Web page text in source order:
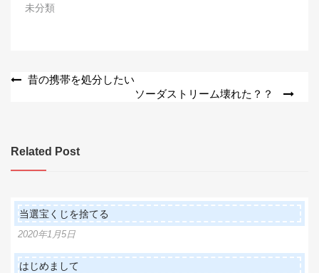
未分類
投
ビ
ゲ
シ
ョ
ン
昔の携帯を処分したい
ソーダストリーム壊れた？？
Related Post
当選宝くじを捨てる
2020年1月5日
はじめまして